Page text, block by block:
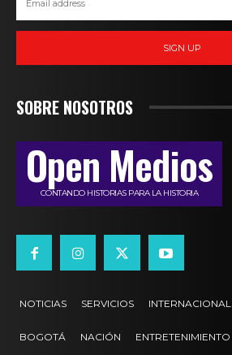
SIGN UP
SOBRE NOSOTROS
Open Medios
CONTANDO HISTORIAS PARA LA HISTORIA
NOTICIAS SERVICIOS INTERNACIONAL
BOGOTÁ NACIÓN ENTRETENIMIENTO